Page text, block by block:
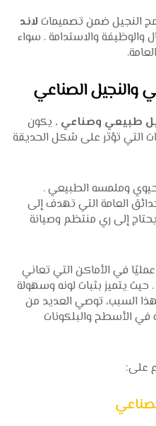
النجيل ضمن تصميمات لاند
والوظيفة والاستدامة . سواء
والنجيل الصناعي
طبيعي وصناعي . يكون
التي تؤثر على شكل الحديقة
وملمسه الطبيعي .
العامة التي تهدف إلى
إلى ري منتظم وصيانة
عمليًا في الأماكن التي تعاني
يتميز بثبات لونه وسهولة
السبب، توصي العديد من
في الأسطح والبلكونات
على: